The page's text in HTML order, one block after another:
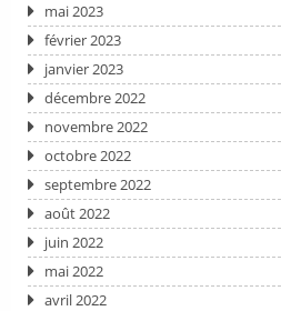
mai 2023
février 2023
janvier 2023
décembre 2022
novembre 2022
octobre 2022
septembre 2022
août 2022
juin 2022
mai 2022
avril 2022